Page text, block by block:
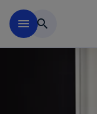
menu search